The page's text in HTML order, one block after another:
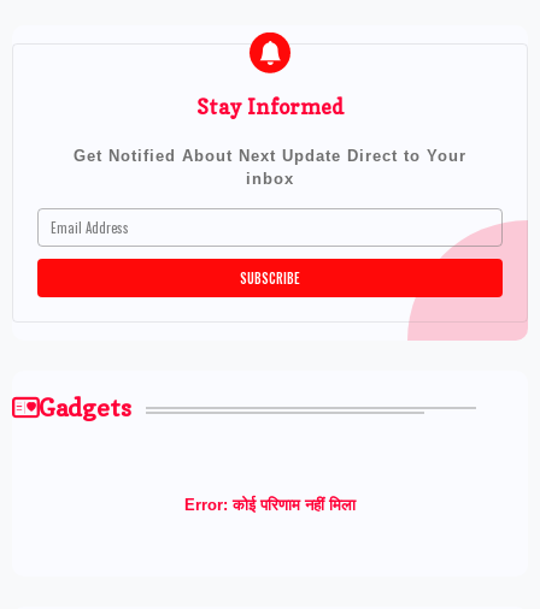
Stay Informed
Get Notified About Next Update Direct to Your
inbox
Gadgets
Error: कोई परिणाम नहीं मिला